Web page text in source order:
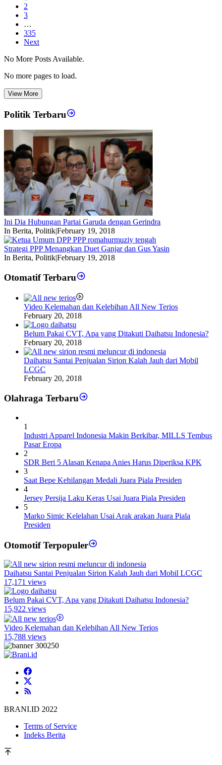
2
3
…
335
Next
No More Posts Available.
No more pages to load.
View More
Politik Terbaru
Ini Dia Hubungan Partai Garuda dengan Gerindra
In Berita, Politik|February 19, 2018
Strategi PPP Menangkan Duet Ganjar dan Gus Yasin
In Berita, Politik|February 19, 2018
Otomatif Terbaru
Video Kelemahan dan Kelebihan All New Terios
February 20, 2018
Belum Pakai CVT, Apa yang Ditakuti Daihatsu Indonesia?
February 20, 2018
Daihatsu Santai Penjualan Sirion Kalah Jauh dari Mobil
LCGC
February 20, 2018
Olahraga Terbaru
1
Industri Apparel Indonesia Makin Berkibar, MILLS Tembus
Pasar Eropa
2
SDR Beri 5 Alasan Kenapa Anies Harus Diperiksa KPK
3
Saat Bepe Kehilangan Medali Juara Piala Presiden
4
Jersey Persija Laku Keras Usai Juara Piala Presiden
5
Marko Simic Kelelahan Usai Arak arakan Juara Piala
Presiden
Otomotif Terpopuler
Daihatsu Santai Penjualan Sirion Kalah Jauh dari Mobil LCGC
17,171 views
Belum Pakai CVT, Apa yang Ditakuti Daihatsu Indonesia?
15,922 views
Video Kelemahan dan Kelebihan All New Terios
15,788 views
BRANI.ID 2022
Terms of Service
Indeks Berita